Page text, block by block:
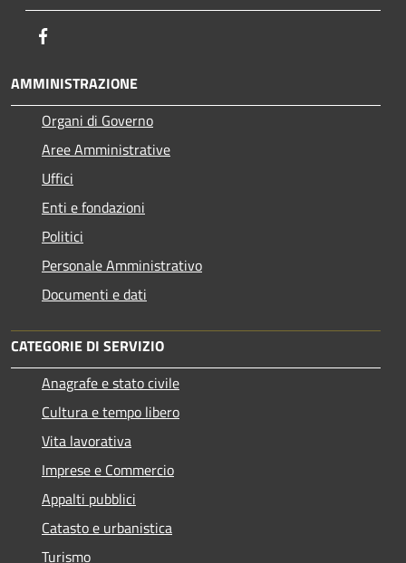
AMMINISTRAZIONE
Organi di Governo
Aree Amministrative
Uffici
Enti e fondazioni
Politici
Personale Amministrativo
Documenti e dati
CATEGORIE DI SERVIZIO
Anagrafe e stato civile
Cultura e tempo libero
Vita lavorativa
Imprese e Commercio
Appalti pubblici
Catasto e urbanistica
Turismo